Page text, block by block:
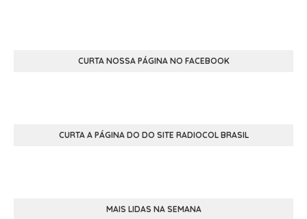
CURTA NOSSA PÁGINA NO FACEBOOK
CURTA A PÁGINA DO DO SITE RADIOCOL BRASIL
MAIS LIDAS NA SEMANA